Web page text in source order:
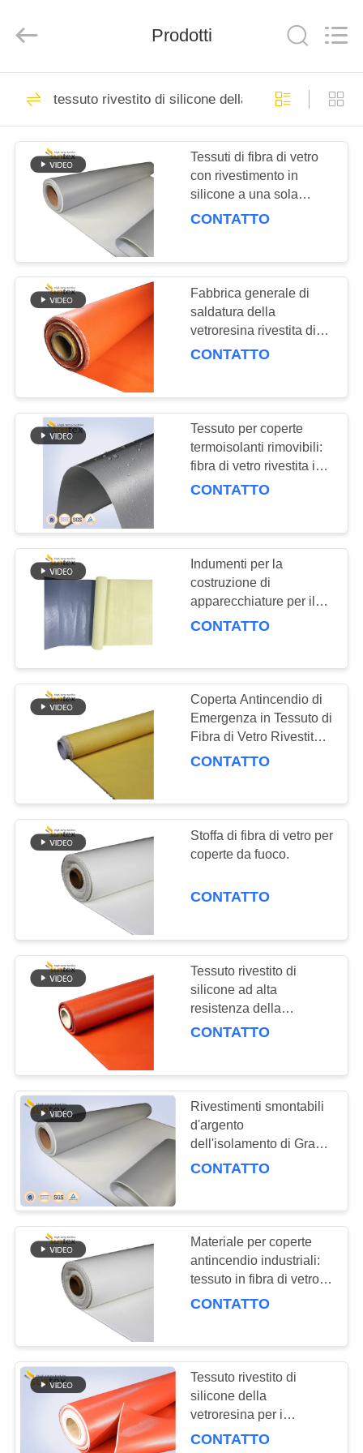
CASA.
PRODOTTI
VISITA
ALLA
FABBRICA
CONTROLLO
DELLA
QUALITÀ
CONTATTACI
CHIEDI UN
PREVENTIVO
MAPPA
DEL
SITO
PRIVACY
POLICY
Composite
Industrial
Rights
tessuto rivestito di
silicone della
vetroresina
929
Tessuto resistente al
fuoco della
vetroresina
107
Panno ad alta
temperatura della
vetroresina
Tessuto rivestito
della vetroresina
dell'unità di
elaborazione
254
tessuto rivestito
della vetroresina del
ptfe
Panno della
vetroresina del di
alluminio
25
Tessuti
termoresistenti
rotolo della coperta
della saldatura
Prodotti
tessuto rivestito di silicone della vetroresina
Tessuti di fibra di vetro
con rivestimento in
silicone a una sola
faccia per giacche e
CONTATTO
Fabbrica generale di
saldatura della
vetroresina rivestita di
silicone di due lati
CONTATTO
Tessuto per coperte
termoisolanti rimovibili:
fibra di vetro rivestita in
silicone da 0,4 mm
CONTATTO
Indumenti per la
costruzione di
apparecchiature per il
trasporto di merci
CONTATTO
Coperta Antincendio di
Emergenza in Tessuto di
Fibra di Vetro Rivestito
di Silicone Giallo
CONTATTO
Stoffa di fibra di vetro per
coperte da fuoco.
CONTATTO
Tessuto rivestito di
silicone ad alta
resistenza della
vetroresina per il giunto
CONTATTO
Rivestimenti smontabili
d'argento
dell'isolamento di Gray
Silicone Fiberglass
CONTATTO
Materiale per coperte
antincendio industriali:
tessuto in fibra di vetro
con rivestimento in
CONTATTO
Tessuto rivestito di
silicone della
vetroresina per i
rivestimenti smontabili
CONTATTO